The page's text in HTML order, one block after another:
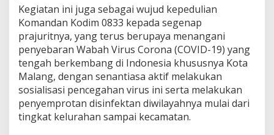
Kegiatan ini juga sebagai wujud kepedulian
Komandan Kodim 0833 kepada segenap
prajuritnya, yang terus berupaya menangani
penyebaran Wabah Virus Corona (COVID-19) yang
tengah berkembang di Indonesia khususnya Kota
Malang, dengan senantiasa aktif melakukan
sosialisasi pencegahan virus ini serta melakukan
penyemprotan disinfektan diwilayahnya mulai dari
tingkat kelurahan sampai kecamatan.